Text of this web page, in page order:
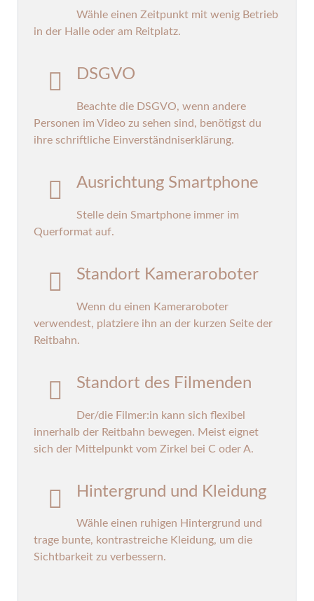
Wähle einen Zeitpunkt mit wenig Betrieb
in der Halle oder am Reitplatz.
DSGVO
Beachte die DSGVO, wenn andere
Personen im Video zu sehen sind, benötigst du
ihre schriftliche Einverständniserklärung.
Ausrichtung Smartphone
Stelle dein Smartphone immer im
Querformat auf.
Standort Kameraroboter
Wenn du einen Kameraroboter
verwendest, platziere ihn an der kurzen Seite der
Reitbahn.
Standort des Filmenden
Der/die Filmer:in kann sich flexibel
innerhalb der Reitbahn bewegen. Meist eignet
sich der Mittelpunkt vom Zirkel bei C oder A.
Hintergrund und Kleidung
Wähle einen ruhigen Hintergrund und
trage bunte, kontrastreiche Kleidung, um die
Sichtbarkeit zu verbessern.